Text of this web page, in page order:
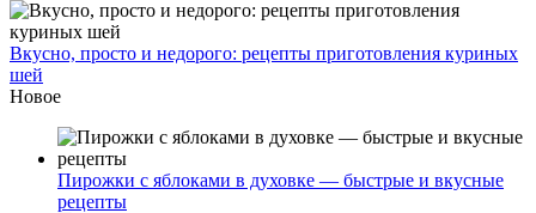
Вкусно, просто и недорого: рецепты приготовления куриных
шей
Новое
Пирожки с яблоками в духовке — быстрые и вкусные
рецепты